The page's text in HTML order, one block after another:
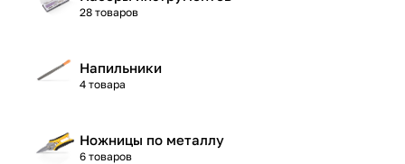
28 товаров
Напильники
4 товара
Ножницы по металлу
6 товаров